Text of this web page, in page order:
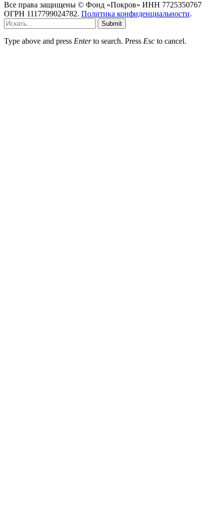
Все права защищены © Фонд «Покров» ИНН 7725350767
ОГРН 1117799024782. Политика конфиденциальности.
Submit
Type above and press Enterto search. Press Esc to cancel.